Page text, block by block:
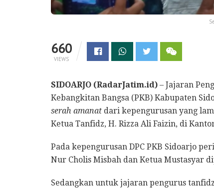
660
VIEWS
SIDOARJO (RadarJatim.id) – Jajaran
Kebangkitan Bangsa (PKB) Kabupaten
serah amanat dari kepengurusan yang
Ketua Tanfidz, H. Rizza Ali Faizin, di
Pada kepengurusan DPC PKB Sidoarjo
Nur Cholis Misbah dan Ketua Mustasyar
Sedangkan untuk jajaran pengurus